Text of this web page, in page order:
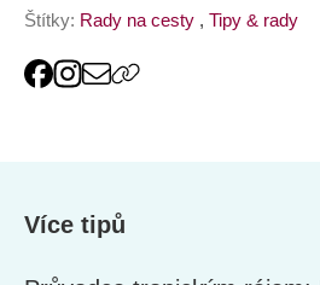
Štítky: Rady na cesty , Tipy & rady
Více tipů